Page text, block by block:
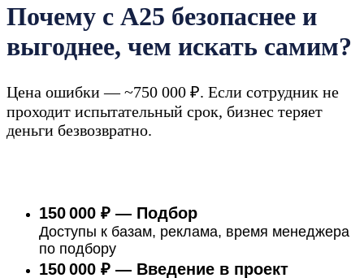
Почему с А25 безопаснее и
выгоднее, чем искать самим?
Цена ошибки — ~750 000 ₽. Если сотрудник не
проходит испытательный срок, бизнес теряет
деньги безвозвратно.
150 000 ₽ — Подбор
Доступы к базам, реклама, время менеджера
по подбору
150 000 ₽ — Введение в проект